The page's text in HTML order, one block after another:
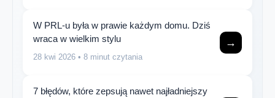
W PRL-u była w prawie każdym domu. Dziś
wraca w wielkim stylu
28 kwi 2026 • 8 minut czytania
→
7 błędów, które zepsują nawet najładniejszy